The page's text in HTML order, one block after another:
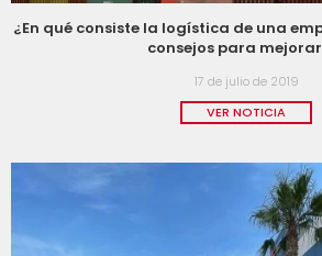
¿En qué consiste la logística de una
consejos para
17 de julio de 2019
VER NOTICIA